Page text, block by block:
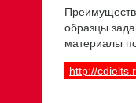
образцы
материалы
http://